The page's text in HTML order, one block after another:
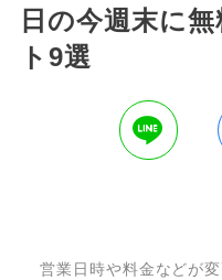
日の今週末に
ト9選
営業日時や料金などが